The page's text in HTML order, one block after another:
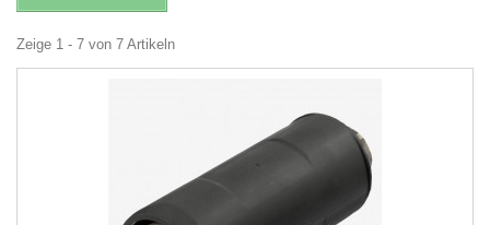
Zeige 1 - 7 von 7 Artikeln